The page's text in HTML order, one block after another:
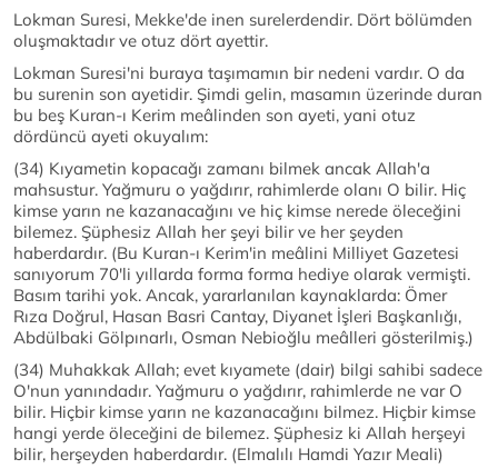
Lokman Suresi, Mekke'de inen surelerdendir. Dört bölümden
oluşmaktadır ve otuz dört ayettir.
Lokman Suresi'ni buraya taşımamın bir nedeni vardır. O da
bu surenin son ayetidir. Şimdi gelin, masamın üzerinde duran
bu beş Kuran-ı Kerim meâlinden son ayeti, yani otuz
dördüncü ayeti okuyalım:
(34) Kıyametin kopacağı zamanı bilmek ancak Allah'a
mahsustur. Yağmuru o yağdırır, rahimlerde olanı O bilir. Hiç
kimse yarın ne kazanacağını ve hiç kimse nerede öleceğini
bilemez. Şüphesiz Allah her şeyi bilir ve her şeyden
haberdardır. (Bu Kuran-ı Kerim'in meâlini Milliyet Gazetesi
sanıyorum 70'li yıllarda forma forma hediye olarak vermişti.
Basım tarihi yok. Ancak, yararlanılan kaynaklarda: Ömer
Rıza Doğrul, Hasan Basri Cantay, Diyanet İşleri Başkanlığı,
Abdülbaki Gölpınarlı, Osman Nebioğlu meâlleri gösterilmiş.)
(34) Muhakkak Allah; evet kıyamete (dair) bilgi sahibi sadece
O'nun yanındadır. Yağmuru o yağdırır, rahimlerde ne var O
bilir. Hiçbir kimse yarın ne kazanacağını bilmez. Hiçbir kimse
hangi yerde öleceğini de bilemez. Şüphesiz ki Allah herşeyi
bilir, herşeyden haberdardır. (Elmalılı Hamdi Yazır Meali)